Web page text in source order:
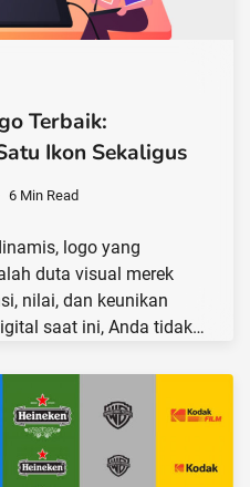
Terbaik:
Ikon Sekaligus
6 Min Read
logo yang
duta visual merek
nilai, dan keunikan
saat ini, Anda tidak…